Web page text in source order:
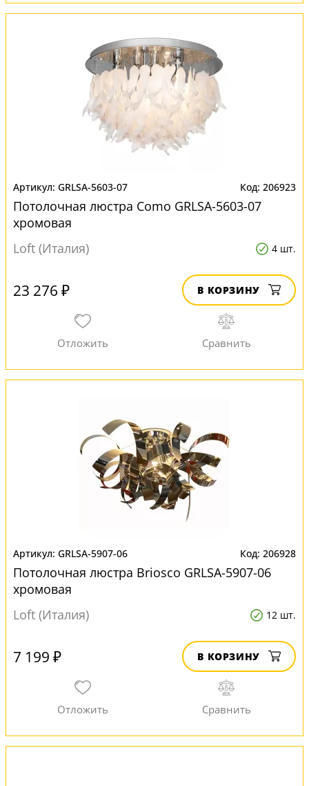
GRLSA-5603-07 206923
Потолочная люстра Como GRLSA-5603-07
хромовая
Loft (Италия)
4 шт.
23 276 ₽ В КОРЗИНУ
GRLSA-5907-06 206928
Потолочная люстра Briosco GRLSA-5907-06
хромовая
Loft (Италия)
12 шт.
7 199 ₽ В КОРЗИНУ